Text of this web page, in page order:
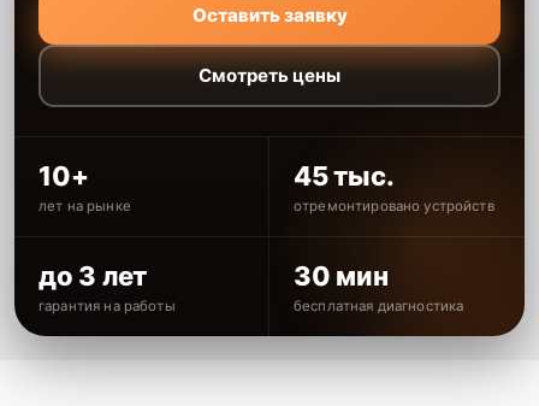
Оставить заявку
Смотреть цены
10+
лет на рынке
45 тыс.
отремонтировано устройств
до 3 лет
гарантия на работы
30 мин
бесплатная диагностика